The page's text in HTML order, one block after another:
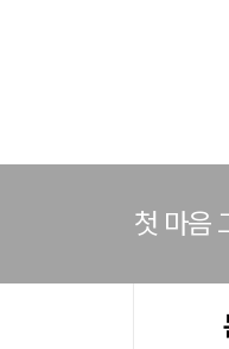
첫 마음